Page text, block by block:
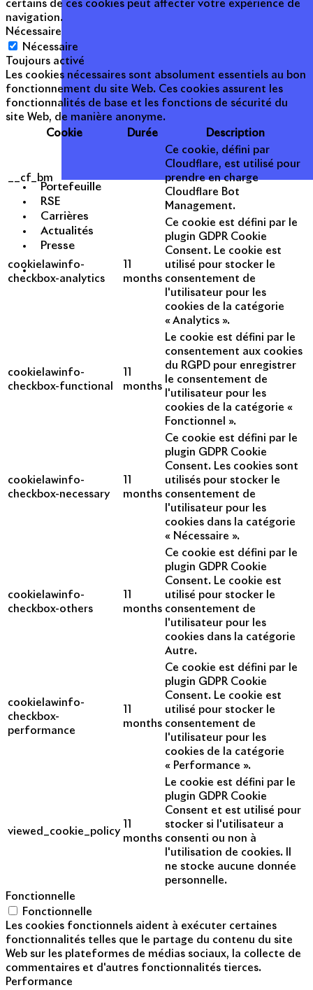
Portefeuille
RSE
Carrières
Actualités
Presse
certains de ces cookies peut affecter votre expérience de
navigation.
Nécessaire
Nécessaire
Toujours activé
Les cookies nécessaires sont absolument essentiels au bon
fonctionnement du site Web. Ces cookies assurent les
fonctionnalités de base et les fonctions de sécurité du
site Web, de manière anonyme.
Cookie
Durée Description
__cf_bm
Ce cookie, défini par
Cloudflare, est utilisé pour
prendre en charge
Cloudflare Bot
Management.
cookielawinfo-
checkbox-analytics
months
Ce cookie est défini par le
plugin GDPR Cookie
Consent. Le cookie est
utilisé pour stocker le
consentement de
l'utilisateur pour les
cookies de la catégorie
« Analytics ».
cookielawinfo-
checkbox-functional
months
Le cookie est défini par le
consentement aux cookies
du RGPD pour enregistrer
le consentement de
l'utilisateur pour les
cookies de la catégorie «
Fonctionnel ».
cookielawinfo-
checkbox-necessary
months
Ce cookie est défini par le
plugin GDPR Cookie
Consent. Les cookies sont
utilisés pour stocker le
consentement de
l'utilisateur pour les
cookies dans la catégorie
« Nécessaire ».
cookielawinfo-
checkbox-others
months
Ce cookie est défini par le
plugin GDPR Cookie
Consent. Le cookie est
utilisé pour stocker le
consentement de
l'utilisateur pour les
cookies dans la catégorie
Autre.
cookielawinfo-
checkbox-
performance
months
Ce cookie est défini par le
plugin GDPR Cookie
Consent. Le cookie est
utilisé pour stocker le
consentement de
l'utilisateur pour les
cookies de la catégorie
« Performance ».
viewed_cookie_policy
months
Le cookie est défini par le
plugin GDPR Cookie
Consent et est utilisé pour
stocker si l'utilisateur a
consenti ou non à
l'utilisation de cookies. Il
ne stocke aucune donnée
personnelle.
Fonctionnelle
Fonctionnelle
Les cookies fonctionnels aident à exécuter certaines
fonctionnalités telles que le partage du contenu du site
Web sur les plateformes de médias sociaux, la collecte de
commentaires et d'autres fonctionnalités tierces.
Performance